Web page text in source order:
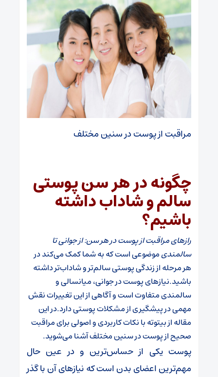
مراقبت از پوست در سنین مختلف
چگونه در هر سن پوستی
سالم و شاداب داشته
باشیم؟
رازهای مراقبت از پوست در هر سن: از جوانی تا
سالمندیموضوعی است که به شما کمک می‌کند در
هر مرحله از زندگی پوستی سالم‌تر و شاداب‌تر داشته
باشید.نیازهای پوست در جوانی، میانسالی و
سالمندی متفاوت است و آگاهی از این تغییرات نقش
مهمی در پیشگیری از مشکلات پوستی دارد.در این
مقاله از بیتوته با نکات کاربردی و اصولی برای مراقبت
صحیح از پوست در سنین مختلف آشنا می‌شوید.
پوست یکی از حساس‌ترین و در عین حال
مهم‌ترین اعضای بدن است که نیازهای آن با گذر